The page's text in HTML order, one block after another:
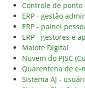
Controle de
ERP - gestão
ERP - painel
ERP - gestores e
Malote Digital
Nuvem do PJSC
Quarentena de e-
Sistema AJ -